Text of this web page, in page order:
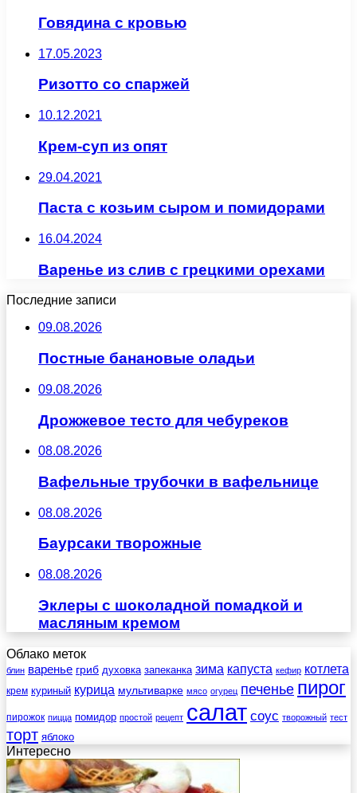
Говядина с кровью
17.05.2023
Ризотто со спаржей
10.12.2021
Крем-суп из опят
29.04.2021
Паста с козьим сыром и помидорами
16.04.2024
Варенье из слив с грецкими орехами
Последние записи
09.08.2026
Постные банановые оладьи
09.08.2026
Дрожжевое тесто для чебуреков
08.08.2026
Вафельные трубочки в вафельнице
08.08.2026
Баурсаки творожные
08.08.2026
Эклеры с шоколадной помадкой и
масляным кремом
Облако меток
блин варенье гриб духовка запеканка зима капуста кефир котлета
крем куриный курица мультиварке мясо огурец печенье пирог
пирожок пицца помидор простой рецепт салат соус творожный тест
торт яблоко
Интересно